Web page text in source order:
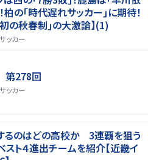
柏の｢時代遅れサッカー｣に期待！
の秋春制｣の大激論】(1)
サッカー
第278回
サッカー
るのはどの高校か 3連覇を狙う
ト４進出チームを紹介【近畿イ